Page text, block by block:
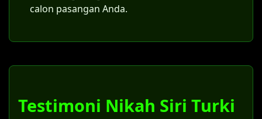
Salinan identitas (KTP) dan Kartu
menikah siri di Turki (surat nikah siri
Surat konfirmasi dari KUA bahwa
pernikahan belum terdaftar.
calon pasangan Anda.
Testimoni Nikah Siri Turki